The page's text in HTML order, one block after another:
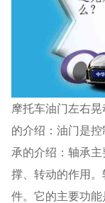
摩托车油门左右
的介绍：油门是
承的介绍：轴承
撑、转动的作用
件。它的主要功